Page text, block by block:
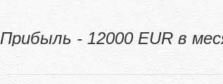
Прибыль - 12000 EUR в